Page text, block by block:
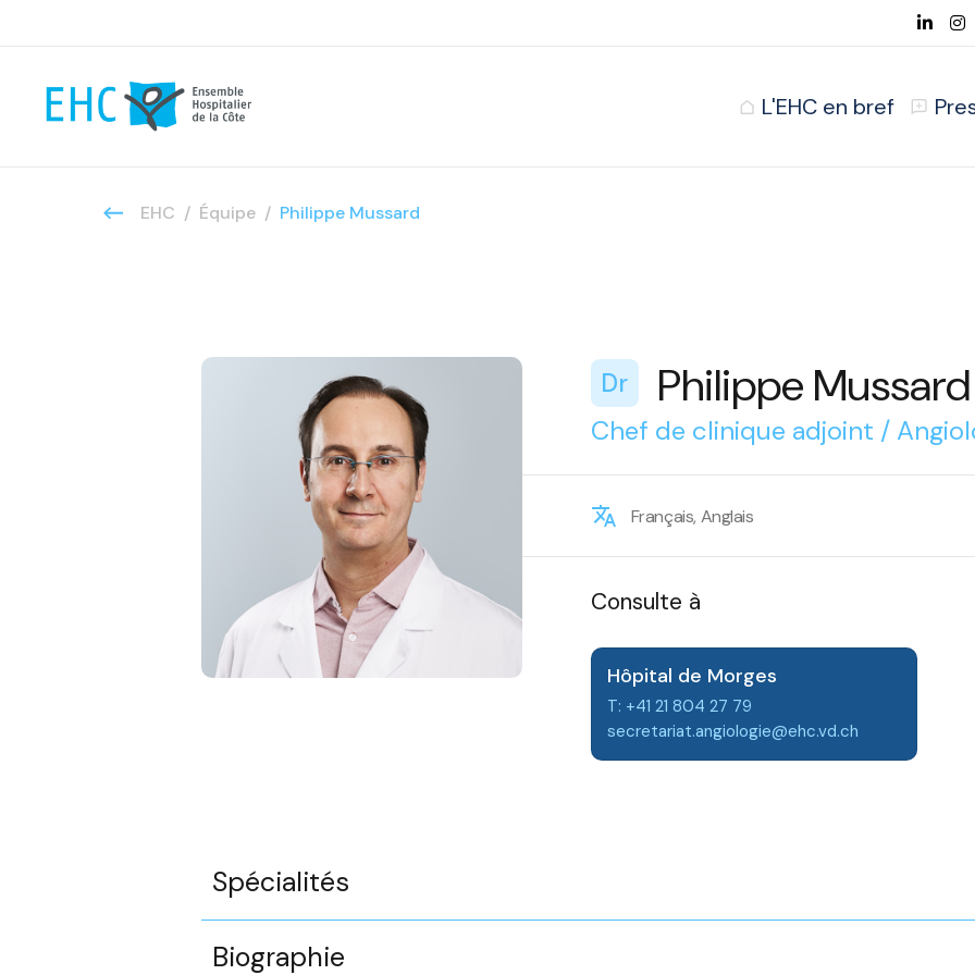
L'EHC en bref
EHC Équipe Philippe Mussard
Dr Philippe Mussard
Chef de clinique adjoint /
Français, Anglais
Consulte à
Hôpital de Morges
T: +41 21 804 27 79
secretariat.angiologie@ehc.vd.ch
Spécialités
Biographie